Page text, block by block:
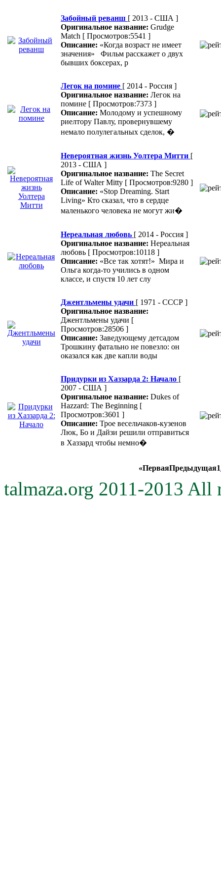
Забойный реванш [ 2013 - США ]
Оригинальное название: Grudge
Match [ Просмотров:5541 ]
Описание: «Когда возраст не имеет
значения» Фильм расскажет о двух
бывших боксерах, р
Легок на помине [ 2014 - Россия ]
Оригинальное название: Легок на
помине [ Просмотров:7373 ]
Описание: Молодому и успешному
риелтору Павлу, провернувшему
немало полулегальных сделок, �
Невероятная жизнь Уолтера Митти [
2013 - США ]
Оригинальное название: The Secret
Life of Walter Mitty [ Просмотров:9280 ]
Описание: «Stop Dreaming. Start
Living» Кто сказал, что в сердце
маленького человека не могут жи�
Нереальная любовь [ 2014 - Россия ]
Оригинальное название: Нереальная
любовь [ Просмотров:10118 ]
Описание: «Все так хотят!» Мира и
Ольга когда-то учились в одном
классе, и спустя 10 лет слу
Джентльмены удачи [ 1971 - СССР ]
Оригинальное название:
Джентльмены удачи [
Просмотров:28506 ]
Описание: Заведующему детсадом
Трошкину фатально не повезло: он
оказался как две капли воды
Придурки из Хаззарда 2: Начало [
2007 - США ]
Оригинальное название: Dukes of
Hazzard: The Beginning [
Просмотров:3601 ]
Описание: Трое весельчаков-кузенов
Люк, Бо и Дайзи решили отправиться
в Хаззард чтобы немно�
«ПерваяПредыдущая1
talmaza.org 2011-2013 All